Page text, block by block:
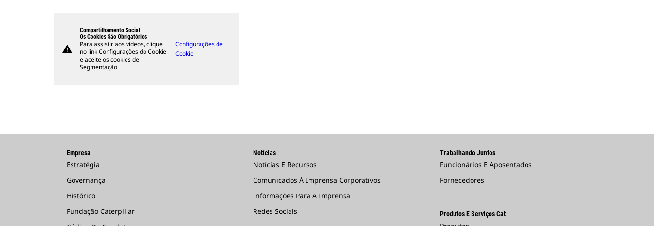
warning
Compartilhamento Social
Os Cookies São Obrigatórios
Para assistir aos vídeos, clique
no link Configurações do Cookie
e aceite os cookies de
Segmentação
Configurações de
Cookie
Empresa
Estratégia
Governança
Histórico
Fundação Caterpillar
Notícias
Notícias E Recursos
Comunicados À Imprensa Corporativos
Informações Para A Imprensa
Redes Sociais
Trabalhando Juntos
Funcionários E Aposentados
Fornecedores
Produtos E Serviços Cat